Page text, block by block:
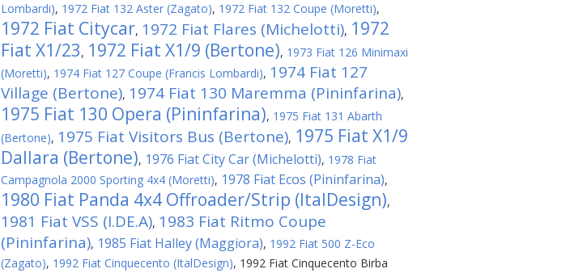
Lombardi), 1972 Fiat 132 Aster (Zagato), 1972 Fiat 132 Coupe (Moretti),
1972 Fiat Citycar, 1972 Fiat Flares (Michelotti), 1972
Fiat X1/23, 1972 Fiat X1/9 (Bertone), 1973 Fiat 126 Minimaxi
(Moretti), 1974 Fiat 127 Coupe (Francis Lombardi), 1974 Fiat 127
Village (Bertone), 1974 Fiat 130 Maremma (Pininfarina),
1975 Fiat 130 Opera (Pininfarina), 1975 Fiat 131 Abarth
(Bertone), 1975 Fiat Visitors Bus (Bertone), 1975 Fiat X1/9
Dallara (Bertone), 1976 Fiat City Car (Michelotti), 1978 Fiat
Campagnola 2000 Sporting 4x4 (Moretti), 1978 Fiat Ecos (Pininfarina),
1980 Fiat Panda 4x4 Offroader/Strip (ItalDesign),
1981 Fiat VSS (I.DE.A), 1983 Fiat Ritmo Coupe
(Pininfarina), 1985 Fiat Halley (Maggiora), 1992 Fiat 500 Z-Eco
(Zagato), 1992 Fiat Cinquecento (ItalDesign), 1992 Fiat Cinquecento Birba